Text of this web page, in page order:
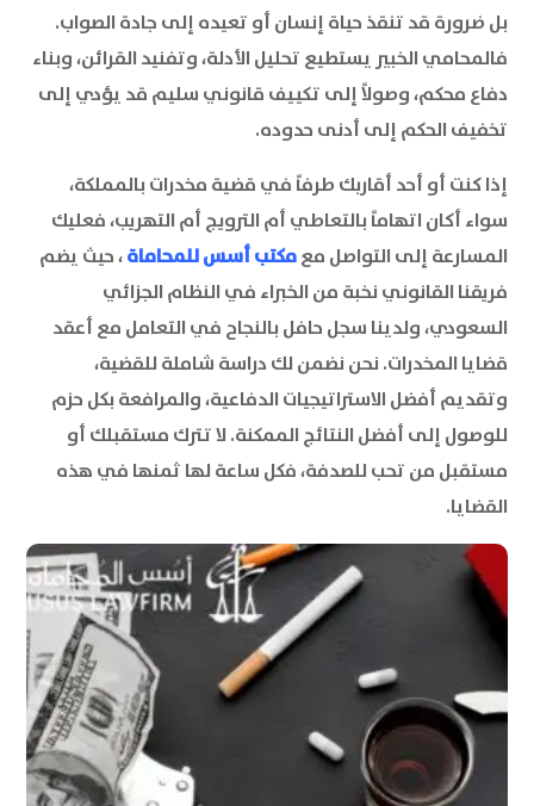
بل ضرورة قد تنقذ حياة إنسان أو تعيده إلى جادة الصواب.
فالمحامي الخبير يستطيع تحليل الأدلة، وتفنيد القرائن، وبناء
دفاع محكم، وصولاً إلى تكييف قانوني سليم قد يؤدي إلى
تخفيف الحكم إلى أدنى حدوده.
إذا كنت أو أحد أقاربك طرفاً في قضية مخدرات بالمملكة،
سواء أكان اتهاماً بالتعاطي أم الترويج أم التهريب، فعليك
المسارعة إلى التواصل معمكتب أسس للمحاماة، حيث يضم
فريقنا القانوني نخبة من الخبراء في النظام الجزائي
السعودي، ولدينا سجل حافل بالنجاح في التعامل مع أعقد
قضايا المخدرات. نحن نضمن لك دراسة شاملة للقضية،
وتقديم أفضل الاستراتيجيات الدفاعية، والمرافعة بكل حزم
للوصول إلى أفضل النتائج الممكنة. لا تترك مستقبلك أو
مستقبل من تحب للصدفة، فكل ساعة لها ثمنها في هذه
القضايا.